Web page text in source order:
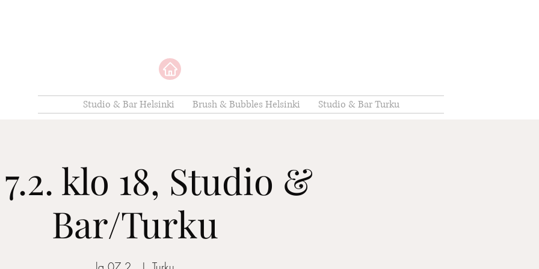
Studio & Bar Helsinki Brush & Bubbles Helsinki Studio & Bar Turku
klo 18, Studio &
Bar/Turku